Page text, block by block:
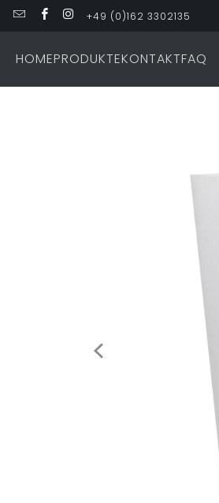
+49 (0)162 3302135
HOMEPRODUKTEKONTAKTFAQ